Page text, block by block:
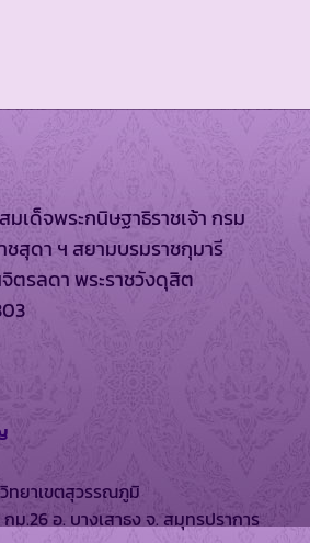
เด็จพระกนิษฐาธิราชเจ้า กรม
สุดา ฯ สยามบรมราชกุมารี
ตรลดา พระราชวังดุสิต
ยาเขตสุวรรณภูมิ
ม.26 อ. บางเสาธง จ. สมุทรปราการ